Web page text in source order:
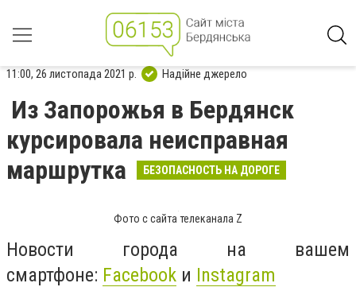
11:00, 26 листопада 2021 р. Надійне джерело
Из Запорожья в Бердянск
курсировала неисправная
маршрутка
БЕЗОПАСНОСТЬ НА ДОРОГЕ
Фото с сайта телеканала Z
Новости города на вашем
смартфоне: Facebook и Instagram